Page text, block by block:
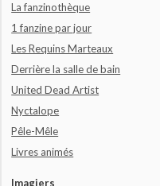
La fanzinothèque
1 fanzine par jour
Les Requins Marteaux
Derrière la salle de bain
United Dead Artist
Nyctalope
Pêle-Mêle
Livres animés
Imagiers